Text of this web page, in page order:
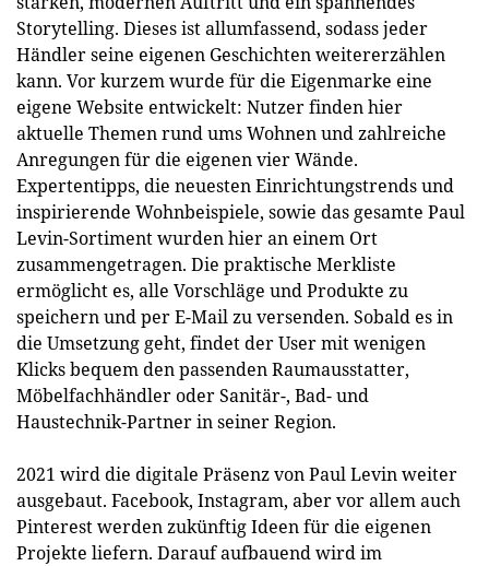
Storytelling. Dieses ist allumfassend, sodass jeder
Händler seine eigenen Geschichten weitererzählen
kann. Vor kurzem wurde für die Eigenmarke eine
eigene Website entwickelt: Nutzer finden hier
aktuelle Themen rund ums Wohnen und zahlreiche
Anregungen für die eigenen vier Wände.
Expertentipps, die neuesten Einrichtungstrends und
inspirierende Wohnbeispiele, sowie das gesamte Paul
Levin-Sortiment wurden hier an einem Ort
zusammengetragen. Die praktische Merkliste
ermöglicht es, alle Vorschläge und Produkte zu
speichern und per E-Mail zu versenden. Sobald es in
die Umsetzung geht, findet der User mit wenigen
Klicks bequem den passenden Raumausstatter,
Möbelfachhändler oder Sanitär-, Bad- und
Haustechnik-Partner in seiner Region.
2021 wird die digitale Präsenz von Paul Levin weiter
ausgebaut. Facebook, Instagram, aber vor allem auch
Pinterest werden zukünftig Ideen für die eigenen
Projekte liefern. Darauf aufbauend wird im